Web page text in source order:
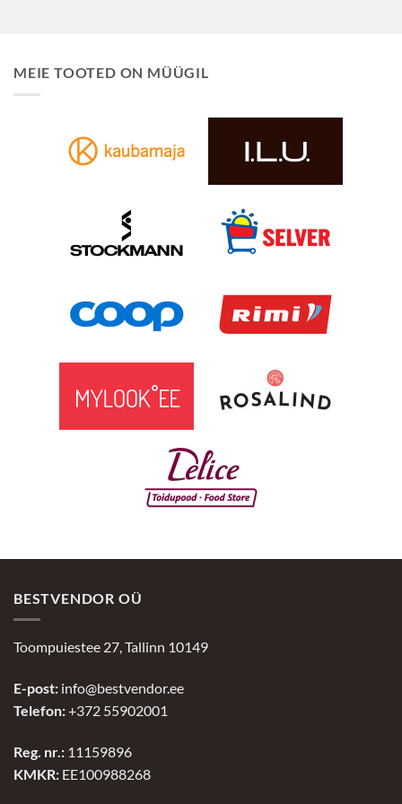
MEIE TOOTED ON MÜÜGIL
BESTVENDOR OÜ
Toompuiestee 27, Tallinn 10149
E-post: info@bestvendor.ee
Telefon:+372 55902001
Reg. nr.: 11159896
KMKR: EE100988268